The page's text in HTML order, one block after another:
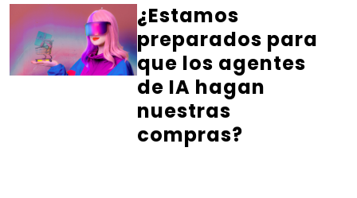
¿Estamos
preparados para
que los agentes
de IA hagan
nuestras
compras?